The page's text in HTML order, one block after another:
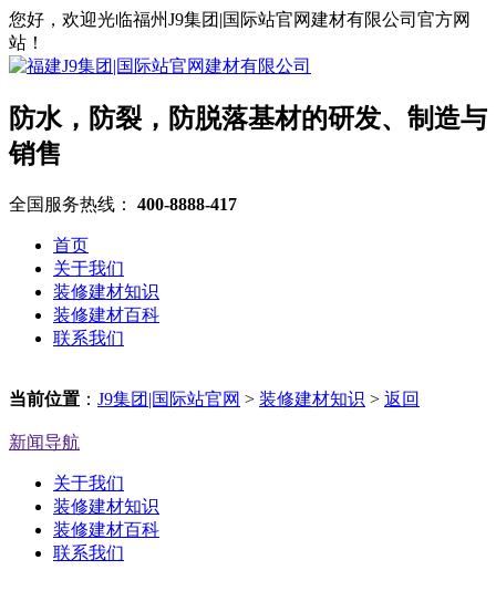
您好，欢迎光临福州J9集团|国际站官网建材有限公司官方网
站！
防水，防裂，防脱落基材的研发、制造与
销售
全国服务热线： 400-8888-417
首页
关于我们
装修建材知识
装修建材百科
联系我们
当前位置 ： J9集团|国际站官网 > 装修建材知识 > 返回
新闻导航
关于我们
装修建材知识
装修建材百科
联系我们